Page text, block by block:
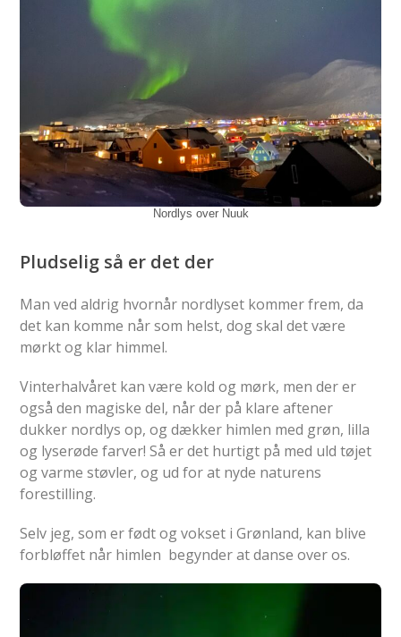
Nordlys over Nuuk
Pludselig så er det der
Man ved aldrig hvornår nordlyset kommer frem, da
det kan komme når som helst, dog skal det være
mørkt og klar himmel.
Vinterhalvåret kan være kold og mørk, men der er
også den magiske del, når der på klare aftener
dukker nordlys op, og dækker himlen med grøn, lilla
og lyserøde farver! Så er det hurtigt på med uld tøjet
og varme støvler, og ud for at nyde naturens
forestilling.
Selv jeg, som er født og vokset i Grønland, kan blive
forbløffet når himlen begynder at danse over os.